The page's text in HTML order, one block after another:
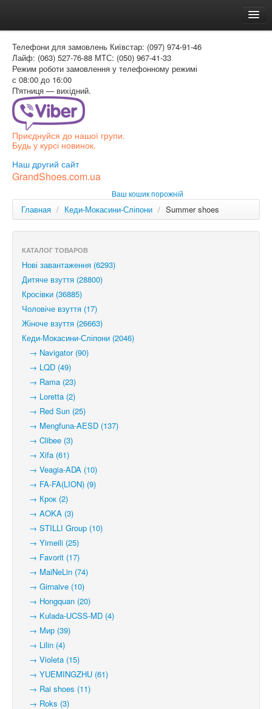
Доставка и оплата
Как заказать
Контакти
Таблиця розмірів
Вхід для покупця
РОС
Телефони для замовлень Київстар: (097) 974-91-46
Лайф: (063) 527-76-88 МТС: (050) 967-41-33
Режим роботи замовлення у телефонному режимі
с 08:00 до 16:00
П'ятниця — вихідний.
Приєднуйся до нашої групи.
Будь у курсі новинок.
Наш другий сайт
GrandShoes.com.ua
Ваш кошик порожній
Главная / Кеди-Мокасини-Сліпони / Summer shoes
КАТАЛОГ ТОВАРОВ
Нові завантаження (6293)
Дитяче взуття (28800)
Кросівки (36885)
Чоловіче взуття (17)
Жіноче взуття (26663)
Кеди-Мокасини-Сліпони (2046)
→ Navigator (90)
→ LQD (49)
→ Rama (23)
→ Loretta (2)
→ Red Sun (25)
→ Mengfuna-AESD (137)
→ Clibee (3)
→ Xifa (61)
→ Veagia-ADA (10)
→ FA-FA(LION) (9)
→ Крок (2)
→ AOKA (3)
→ STILLI Group (10)
→ Yimeili (25)
→ Favorit (17)
→ MaiNeLin (74)
→ Girnaive (10)
→ Hongquan (20)
→ Kulada-UCSS-MD (4)
→ Мир (39)
→ Lilin (4)
→ Violeta (15)
→ YUEMINGZHU (61)
→ Rai shoes (11)
→ Roks (3)